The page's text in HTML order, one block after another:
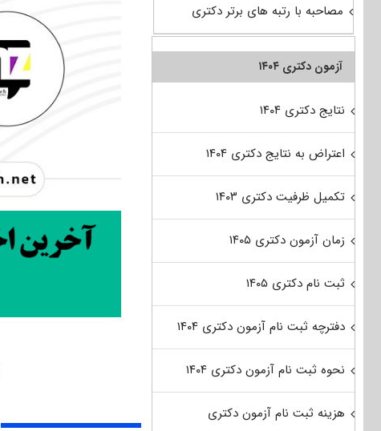
مصاحبه با رتبه های برتر دکتری
آزمون دکتری ۱۴۰۴
نتایج دکتری ۱۴۰۴
اعتراض به نتایج دکتری ۱۴۰۴
تکمیل ظرفیت دکتری ۱۴۰۳
زمان آزمون دکتری ۱۴۰۵
ثبت نام دکتری ۱۴۰۵
دفترچه ثبت نام آزمون دکتری ۱۴۰۴
نحوه ثبت نام آزمون دکتری ۱۴۰۴
هزینه ثبت نام آزمون دکتری